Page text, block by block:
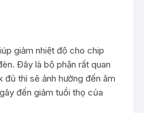
giảm nhiệt độ cho chip
Đây là bộ phận rất quan
đủ thì sẽ ảnh hưởng đến âm
đến giảm tuổi thọ của